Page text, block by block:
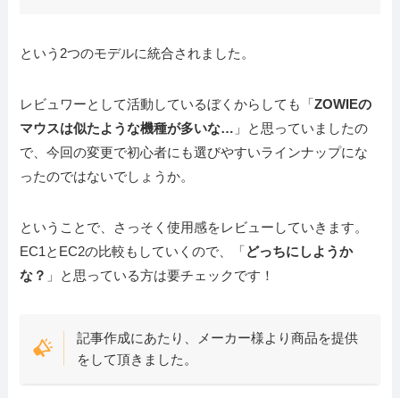
という2つのモデルに統合されました。
レビュワーとして活動しているぼくからしても「ZOWIEの
マウスは似たような機種が多いな… 」と思っていましたの
で、今回の変更で初心者にも選びやすいラインナップにな
ったのではないでしょうか。
ということで、さっそく使用感をレビューしていきます。
EC1とEC2の比較もしていくので、「どっちにしようか
な？ 」と思っている方は要チェックです！
記事作成にあたり、メーカー様より商品を提供
をして頂きました。